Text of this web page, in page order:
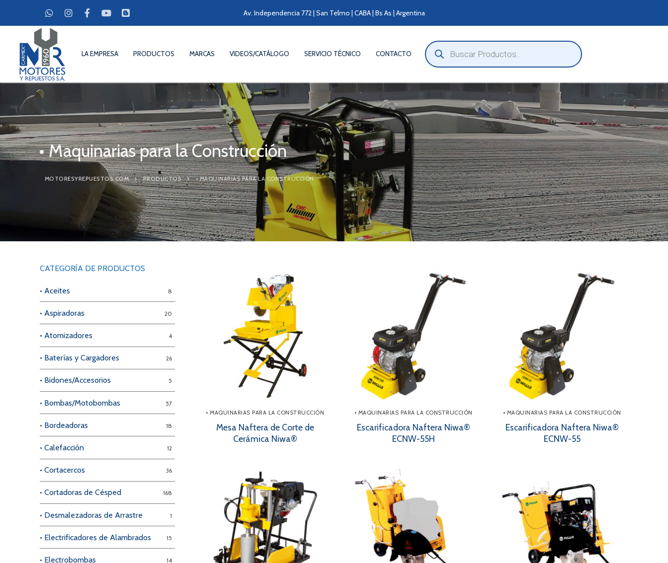
contenido
Av. Independencia 772 | San Telmo | CABA | Bs As | Argentina
LA EMPRESA PRODUCTOS MARCAS VIDEOS/CATÁLOGO SERVICIO TÉCNICO CONTACTO
Búsqueda
de
productos
La Empresa
Productos
Marcas
Videos/Catálogo
• Maquinarias para la Construcción
MOTORESYREPUESTOS.COM PRODUCTOS • MAQUINARIAS PARA LA CONSTRUCCIÓN
• MAQUINARIAS PARA LA CONSTRUCCIÓN
Mesa Naftera de Corte de
Cerámica Niwa®
• MAQUINARIAS PARA LA CONSTRUCCIÓN
Escarificadora Naftera Niwa®
ECNW-55H
• MAQUINARIAS PARA LA CONSTRUCCIÓN
Escarificadora Naftera Niwa®
ECNW-55
CATEGORÍA DE PRODUCTOS
• Aceites 8
• Aspiradoras 20
• Atomizadores 4
• Baterías y Cargadores 26
• Bidones/Accesorios 5
• Bombas/Motobombas 57
• Bordeadoras 18
• Calefacción 12
• Cortacercos 36
• Cortadoras de Césped 168
• Desmalezadoras de Arrastre 1
• Electrificadores de Alambrados 15
• Electrobombas 14